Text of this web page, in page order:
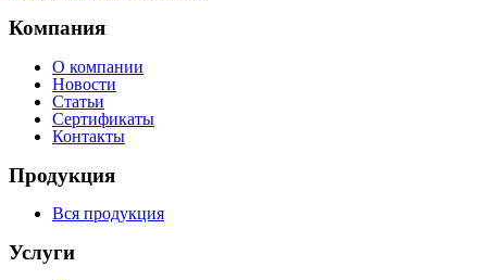
Компания
О компании
Новости
Статьи
Сертификаты
Контакты
Продукция
Вся продукция
Услуги